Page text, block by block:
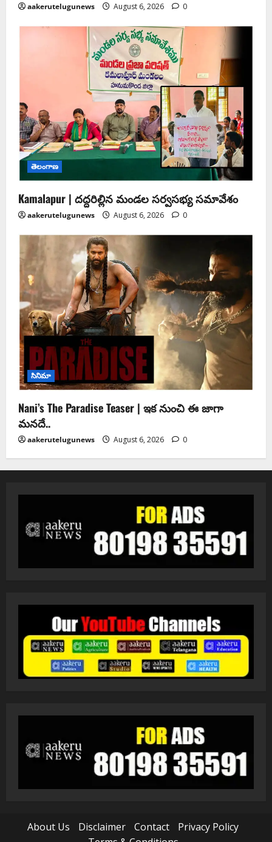
aakerutelugunews August 6, 2026 0
తెలంగాణ
Kamalapur | దద్దరిల్లిన మండల సర్వసభ్య సమావేశం
aakerutelugunews August 6, 2026 0
సినిమా
Nani’s The Paradise Teaser | ఇక నుంచి ఈ జాగా
మనదే..
aakerutelugunews August 6, 2026 0
About Us Disclaimer Contact
Privacy Policy